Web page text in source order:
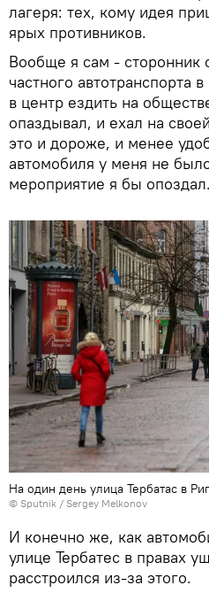
лагеря: тех, кому идея
ярых противников.
Вообще я сам - сторонник
частного автотранспорта
в центр ездить на
опаздывал, и ехал на
это и дороже, и менее
автомобиля у меня не
мероприятие я бы опоздал.
На один день улица Тербатас в
© Sputnik / Sergey Melkonov
И конечно же, как
улице Тербатес в правах
расстроился из-за этого.